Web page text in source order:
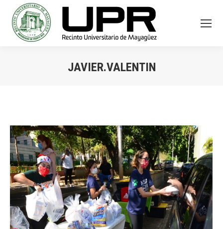
JAVIER.VALENTIN